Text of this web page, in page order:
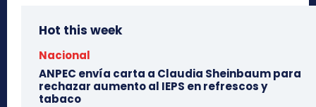
Hot this week
Nacional
ANPEC envía carta a Claudia Sheinbaum para
rechazar aumento al IEPS en refrescos y
tabaco